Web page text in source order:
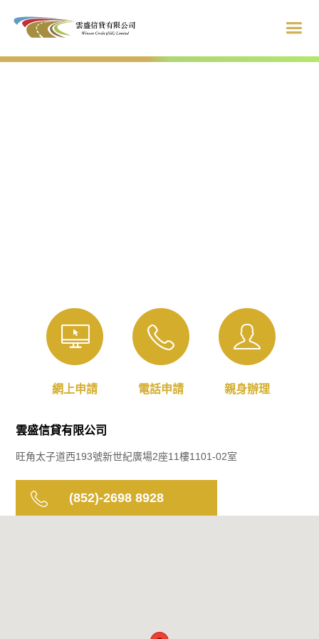
網上申請 電話申請 親身辦理
雲盛信貸有限公司
旺角太子道西193號新世紀廣場2座11樓1101-02室
(852)-2698 8928